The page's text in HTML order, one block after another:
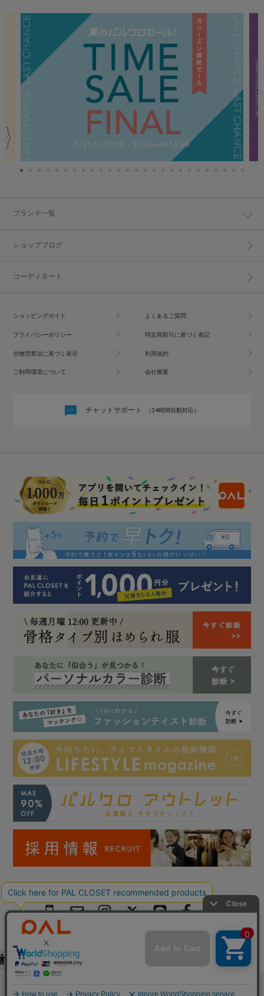
ブランド一覧
ショップブログ
コーディネート
ショッピングガイド よくあるご質問
プライバシーポリシー 特定商取引に基づく表記
古物営業法に基づく表示 利用規約
ご利用環境について 会社概要
チャットサポート （24時間自動対応）